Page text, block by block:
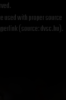
used with proper source
(source: dvsc.hu).